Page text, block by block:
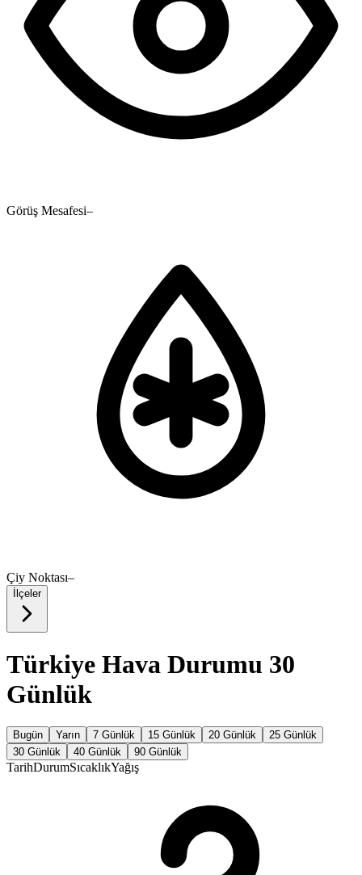
Görüş Mesafesi–
Çiy Noktası–
İlçeler
Türkiye Hava Durumu 30
Günlük
Bugün Yarın 7 Günlük 15 Günlük 20 Günlük
25 Günlük
30 Günlük
40 Günlük 90 Günlük
TarihDurumSıcaklıkYağış